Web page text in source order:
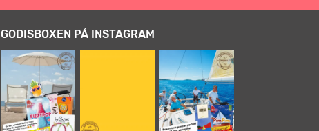
GODISBOXEN PÅ INSTAGRAM